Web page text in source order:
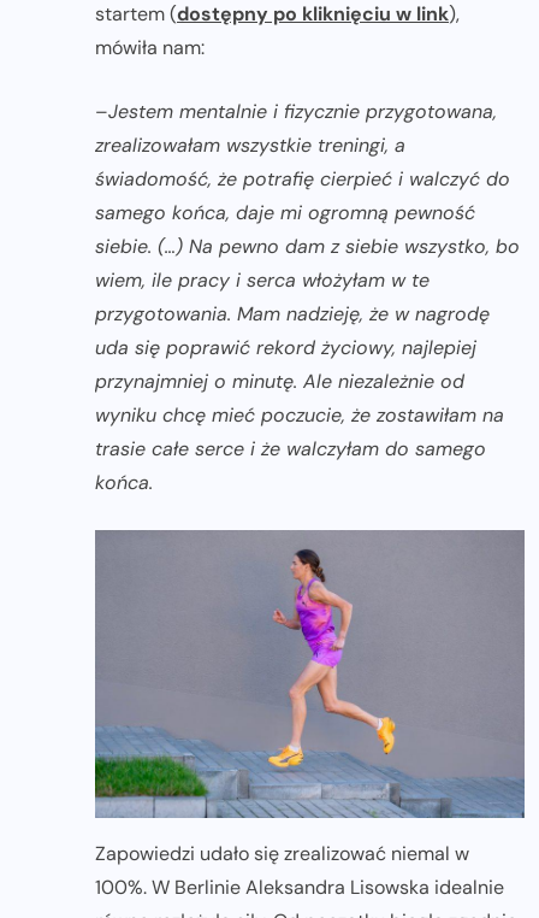
startem (dostępny po kliknięciu w link),
mówiła nam:
–Jestem mentalnie i fizycznie przygotowana,
zrealizowałam wszystkie treningi, a
świadomość, że potrafię cierpieć i walczyć do
samego końca, daje mi ogromną pewność
siebie. (…) Na pewno dam z siebie wszystko, bo
wiem, ile pracy i serca włożyłam w te
przygotowania. Mam nadzieję, że w nagrodę
uda się poprawić rekord życiowy, najlepiej
przynajmniej o minutę. Ale niezależnie od
wyniku chcę mieć poczucie, że zostawiłam na
trasie całe serce i że walczyłam do samego
końca.
Zapowiedzi udało się zrealizować niemal w
100%. W Berlinie Aleksandra Lisowska idealnie